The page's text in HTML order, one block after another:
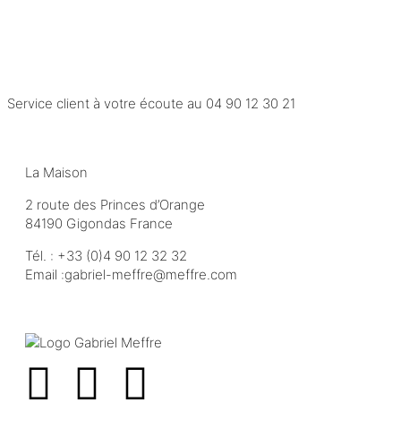
Service client à votre écoute au 04 90 12 30 21
La Maison
2 route des Princes d’Orange
84190 Gigondas France
Tél. : +33 (0)4 90 12 32 32
Email :moc.erffem@erffem-leirbag